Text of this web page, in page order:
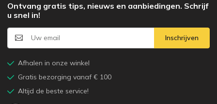
Ontvang gratis tips, nieuws en aanbiedingen. Schrijf
u snel in!
Inschrijven
Afhalen in onze winkel
Gratis bezorging vanaf € 100
Altijd de beste service!